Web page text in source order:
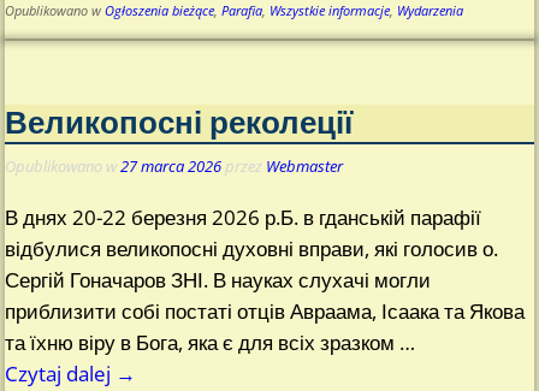
Opublikowano w Ogłoszenia bieżące,Parafia, Wszystkie informacje, Wydarzenia
Великопосні реколеції
Opublikowano w27 marca 2026 przez Webmaster
В днях 20-22 березня 2026 р.Б. в гданській парафії
відбулися великопосні духовні вправи, які голосив о.
Сергій Гоначаров ЗНІ. В науках слухачі могли
приблизити собі постаті отців Авраама, Ісаака та Якова
та їхню віру в Бога, яка є для всіх зразком …
Czytaj dalej →